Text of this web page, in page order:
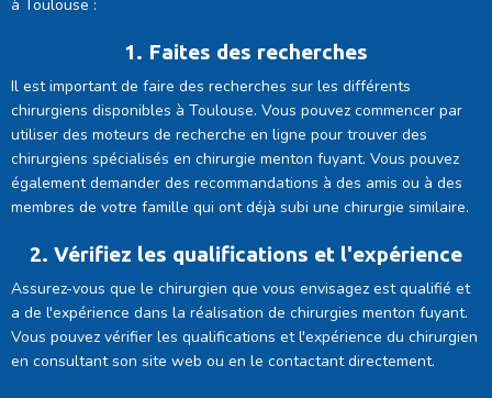
à Toulouse :
1. Faites des recherches
Il est important de faire des recherches sur les différents
chirurgiens disponibles à Toulouse. Vous pouvez commencer par
utiliser des moteurs de recherche en ligne pour trouver des
chirurgiens spécialisés en chirurgie menton fuyant. Vous pouvez
également demander des recommandations à des amis ou à des
membres de votre famille qui ont déjà subi une chirurgie similaire.
2. Vérifiez les qualifications et l'expérience
Assurez-vous que le chirurgien que vous envisagez est qualifié et
a de l'expérience dans la réalisation de chirurgies menton fuyant.
Vous pouvez vérifier les qualifications et l'expérience du chirurgien
en consultant son site web ou en le contactant directement.